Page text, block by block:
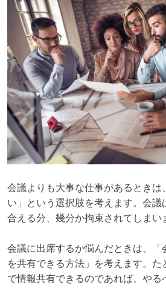
会議よりも大事な仕事があるときは
い」という選択肢を考えます。会議
合える分、幾分か拘束されてしまい
会議に出席するか悩んだときは、「
を共有できる方法」を考えます。
で情報共有できるのであれば、やる